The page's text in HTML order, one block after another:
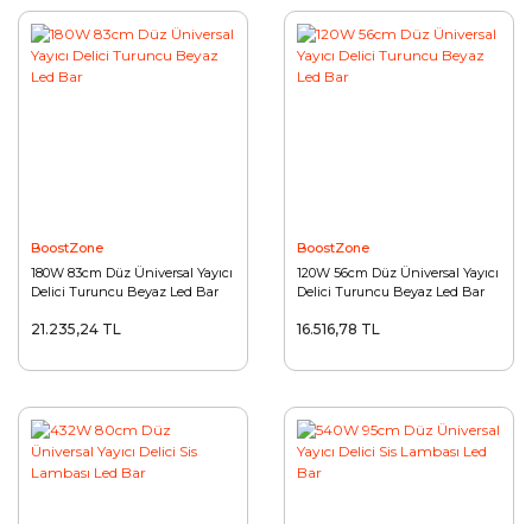
BoostZone
180W 83cm Düz Üniversal Yayıcı
Delici Turuncu Beyaz Led Bar
21.235,24 TL
BoostZone
120W 56cm Düz Üniversal Yayıcı
Delici Turuncu Beyaz Led Bar
16.516,78 TL